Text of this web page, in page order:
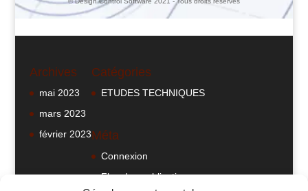
Archives
mai 2023
mars 2023
février 2023
Catégories
ETUDES TECHNIQUES
Méta
Connexion
Flux des publications